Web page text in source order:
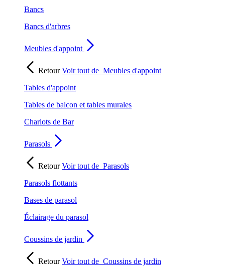
Bancs
Bancs d'arbres
Meubles d'appoint
RetourVoir tout de Meubles d'appoint
Tables d'appoint
Tables de balcon et tables murales
Chariots de Bar
Parasols
RetourVoir tout de Parasols
Parasols flottants
Bases de parasol
Éclairage du parasol
Coussins de jardin
RetourVoir tout de Coussins de jardin